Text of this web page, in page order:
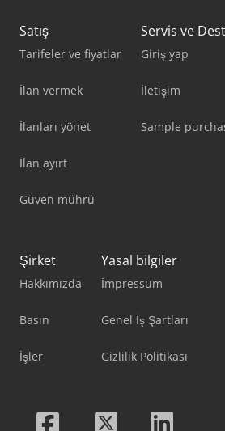
Satış
Tarifeler ve fiyatlar
İlan vermek
İlanları yönet
İlan ayırt
Güven mührü
Servis ve
Giriş yap
İletişim
Sample
Şirket
Hakkımızda
Basın
İşler
Yasal bilgiler
İmpressum
Genel İş Şartları
Gizlilik Politikası